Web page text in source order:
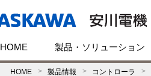
HOME 製品・ソリューション
HOME 製品情報 コントローラ